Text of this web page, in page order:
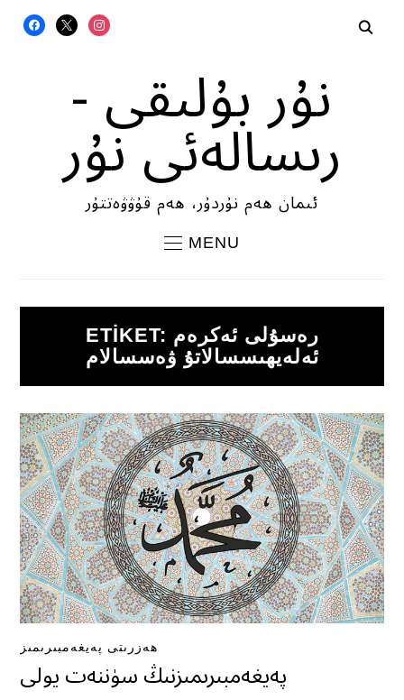
FACEBOOK
X INSTAGRAM
نۇر بۇلىقى -
رىسالەئى نۇر
ئىمان ھەم نۇردۇر، ھەم قۇۋۋەتتۇر
MENU
ETIKET: رەسۇلى ئەكرەم
ئەلەيھىسسالاتۇ ۋەسسالام
ھەزرىتى پەيغەمبىرىمىز
پەيغەمبىرىمىزنىڭ سۈننەت يولى